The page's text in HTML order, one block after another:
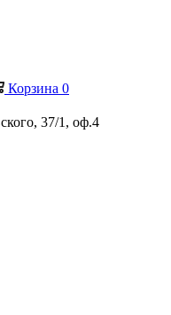
Корзина 0
37/1, оф.4